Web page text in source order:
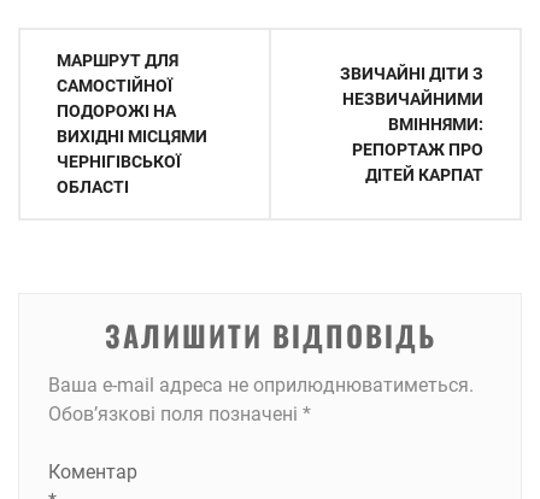
Навігація
записів
МАРШРУТ ДЛЯ
САМОСТІЙНОЇ
ПОДОРОЖІ НА
ВИХІДНІ МІСЦЯМИ
ЧЕРНІГІВСЬКОЇ
ОБЛАСТІ
ЗВИЧАЙНІ ДІТИ З
НЕЗВИЧАЙНИМИ
ВМІННЯМИ:
РЕПОРТАЖ ПРО
ДІТЕЙ КАРПАТ
ЗАЛИШИТИ ВІДПОВІДЬ
Ваша e-mail адреса не оприлюднюватиметься.
Обов’язкові поля позначені *
Коментар